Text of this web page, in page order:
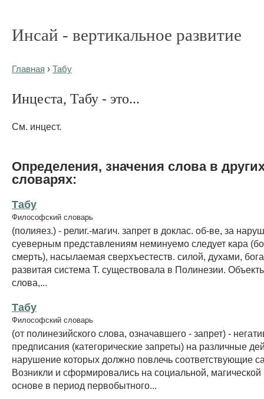
Инсай - вертикальное развитие
Главная › Табу
Инцеста, Табу - это...
См. инцест.
Определения, значения слова в
словарях:
Табу
Философский словарь
(полияез.) - религ.-магич. запрет в доклас. об-ве, за
суеверным представлениям неминуемо следует кара
смерть), насылаемая сверхъестеств. силой, духами,
развитая система Т. существовала в Полинезии.
слова,...
Табу
Философский словарь
(от полинезийского слова, означавшего - запрет) -
предписания (категорические запреты) на различные
нарушение которых должно повлечь соответствующие
Возникли и сформировались на социальной, магической
основе в период первобытного...